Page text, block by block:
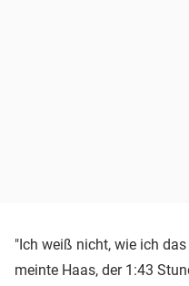
"Ich weiß nicht, wie ich
meinte Haas, der 1:43